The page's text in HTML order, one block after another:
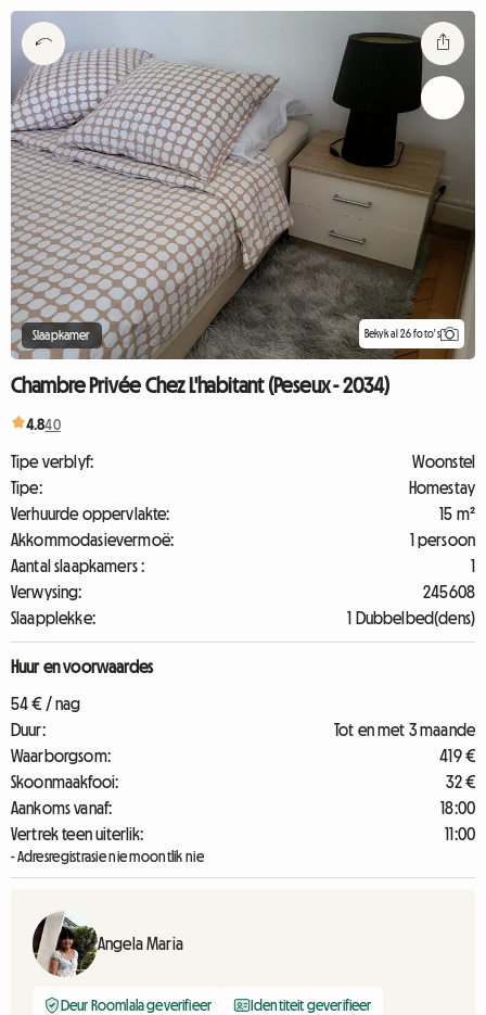
Slaapkamer Bekyk al 26 foto's
Chambre Privée Chez L'habitant (Peseux - 2034)
4.840
Tipe verblyf:
Woonstel
Tipe:
Homestay
Verhuurde oppervlakte:
15 m²
Akkommodasievermoë:
1 persoon
Aantal slaapkamers :
1
Verwysing:
245608
Slaapplekke:
1 Dubbelbed(dens)
Huur en voorwaardes
54 € / nag
Duur:
Tot en met 3 maande
Waarborgsom:
419 €
Skoonmaakfooi:
32 €
Aankoms vanaf:
18:00
Vertrek teen uiterlik:
11:00
- Adresregistrasie nie moontlik nie
Angela Maria
Deur Roomlala geverifieer Identiteit geverifieer